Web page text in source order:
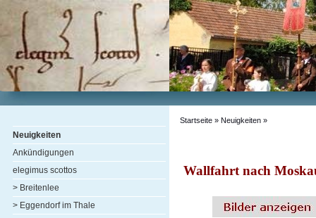
Neuigkeiten
Ankündigungen
elegimus scottos
> Breitenlee
> Eggendorf im Thale
Startseite » Neuigkeiten »
Wallfahrt nach